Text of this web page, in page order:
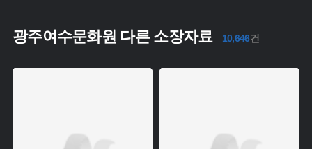
광주여수문화원 다른 소장자료 10,646건